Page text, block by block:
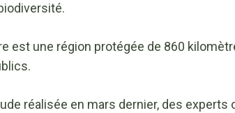
est une région protégée de 860
réalisée en mars dernier, des